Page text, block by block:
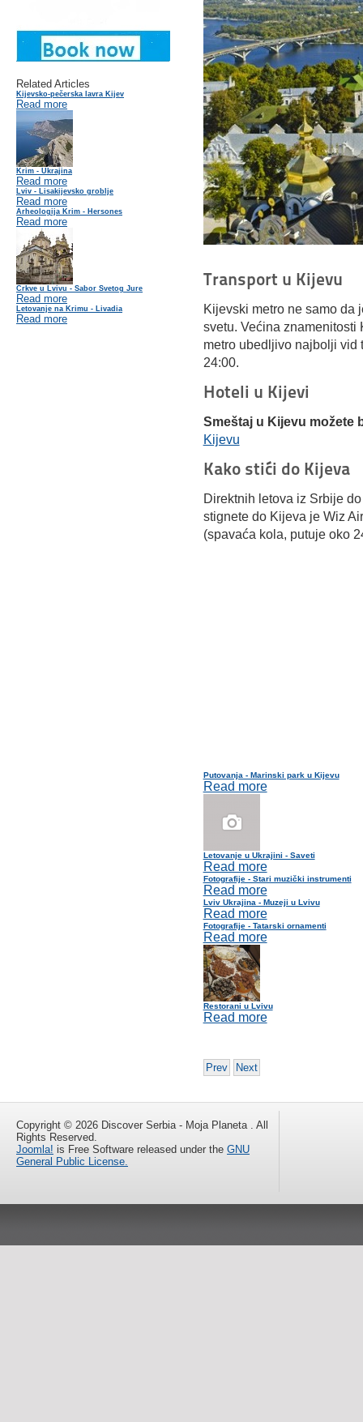
Related Articles
Kijevsko-pečerska lavra Kijev
Read more
Krim - Ukrajina
Read more
Lviv - Lisakijevsko groblje
Read more
Arheologija Krim - Hersones
Read more
Crkve u Lvivu - Sabor Svetog Jure
Read more
Letovanje na Krimu - Livadia
Read more
Transport u Kijevu
Kijevski metro ne samo da
svetu. Većina znamenitosti
metro ubedljivo najbolji vid
24:00.
Hoteli u Kijevi
Smeštaj u Kijevu možete
Kijevu
Kako stići do Kijeva
Direktnih letova iz Srbije
stignete do Kijeva je Wiz
(spavaća kola, putuje oko
Putovanja - Marinski park u Kijevu
Read more
Letovanje u Ukrajini - Saveti
Read more
Fotografije - Stari muzički instrumenti
Read more
Lviv Ukrajina - Muzeji u Lvivu
Read more
Fotografije - Tatarski ornamenti
Read more
Restorani u Lvivu
Read more
Prev Next
Copyright © 2026 Discover Serbia - Moja Planeta . All
Rights Reserved.
Joomla! is Free Software released under the GNU
General Public License.